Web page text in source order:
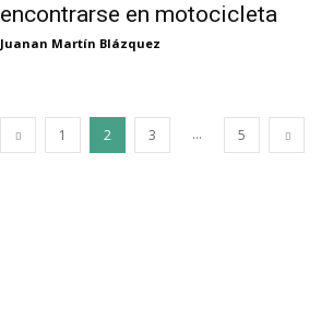
encontrarse en motocicleta
Juanan Martín Blázquez
1 2 3 ... 5